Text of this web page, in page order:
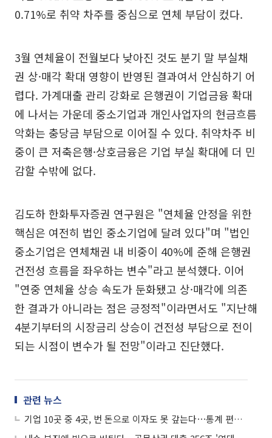
0.71%로 취약 차주를 중심으로 연체 부담이 컸다.
3월 연체율이 전월보다 낮아진 것도 분기 말 부실채
권 상·매각 확대 영향이 반영된 결과여서 안심하기 어
렵다. 가계대출 관리 강화로 은행권이 기업금융 확대
에 나서는 가운데 중소기업과 개인사업자의 현금흐름
악화는 충당금 부담으로 이어질 수 있다. 취약차주 비
중이 큰 저축은행·상호금융은 기업 부실 확대에 더 민
감할 수밖에 없다.
김도하 한화투자증권 연구원은 "연체율 안정을 위한
핵심은 여전히 법인 중소기업에 달려 있다"며 "법인
중소기업은 연체채권 내 비중이 40%에 준해 은행권
건전성 흐름을 좌우하는 변수"라고 분석했다. 이어
"연중 연체율 상승 속도가 둔화됐고 상·매각에 의존
한 결과가 아니라는 점은 긍정적"이라면서도 "지난해
4분기부터의 시장금리 상승이 건전성 부담으로 전이
되는 시점이 변수가 될 전망"이라고 진단했다.
관련 뉴스
기업 10곳 중 4곳, 번 돈으로 이자도 못 갚는다⋯통계 편제 이후 최대